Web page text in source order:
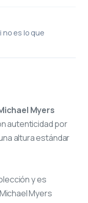
no es lo que
Myers
autenticidad por
altura estándar
y es
Myers